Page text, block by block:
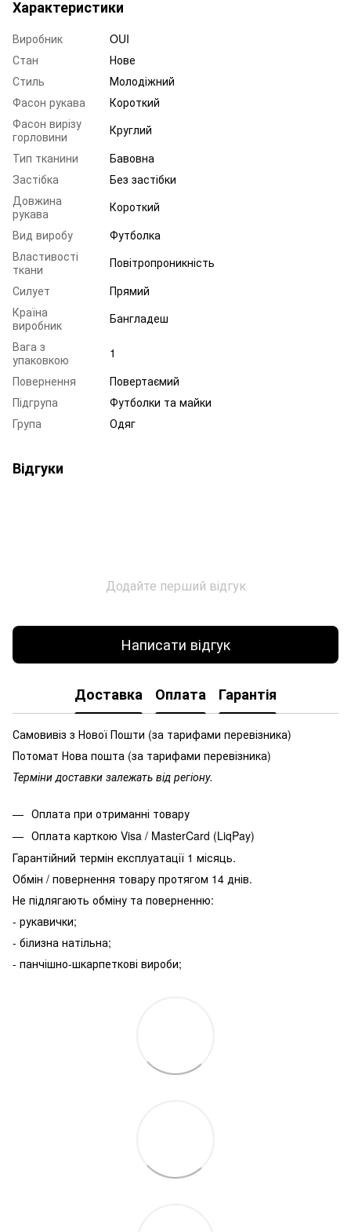
Характеристики
Виробник
OUI
Стан
Нове
Стиль
Молодіжний
Фасон рукава
Короткий
Фасон вирізу
горловини
Круглий
Тип тканини
Бавовна
Застібка
Без застібки
Довжина
рукава
Короткий
Вид виробу
Футболка
Властивості
ткани
Повітропроникність
Силует
Прямий
Країна
виробник
Бангладеш
Вага з
упаковкою
1
Повернення
Повертаємий
Підгрупа
Футболки та майки
Група
Одяг
Відгуки
Додайте перший відгук
Написати відгук
Доставка Оплата Гарантія
Самовивіз з Нової Пошти (за тарифами перевізника)
Потомат Нова пошта (за тарифами перевізника)
Терміни доставки залежать від регіону.
Оплата при отриманні товару
Оплата карткою Visa / MasterCard (LiqPay)
Гарантійний термін експлуатації 1 місяць.
Обмін / повернення товару протягом 14 днів.
Не підлягають обміну та поверненню:
- рукавички;
- білизна натільна;
- панчішно-шкарпеткові вироби;